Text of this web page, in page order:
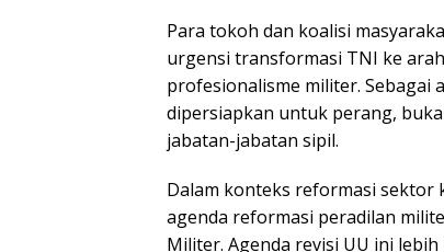
Para tokoh dan koalisi
urgensi transformasi TNI ke
profesionalisme militer. Sebagai
dipersiapkan untuk perang,
jabatan-jabatan sipil.
Dalam konteks reformasi sektor
agenda reformasi peradilan
Militer. Agenda revisi UU ini